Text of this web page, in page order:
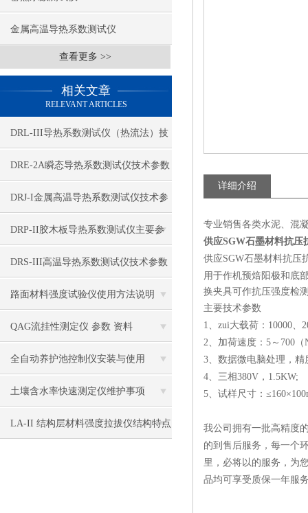
金属高温导热系数测试仪
查看更多 >>
相关文章
RELEVANT ARTICLES
DRL-III导热系数测试仪（热流法）技
术参数
DRE-2A瞬态导热系数测试仪技术参数
DRJ-I金属高温导热系数测试仪技术参
数
DRP-II胶木板导热系数测试仪主要参
数
DRS-III高温导热系数测试仪技术参数
路面材料强度试验仪使用方法说明
QAG流挂性测定仪 参数 资料
全自动养护池控制仪安装与使用
土壤含水率快速测定仪维护事项
LA-II 结构层材料强度拉拔仪结构特点
详细介绍
专业销售各类水泥、混
供应SGW石墨材料抗压
供应SGW石墨材料抗压
用于作机预焙阳极和底
换夹具可作抗压强度检
主要技术参数
1、zui大载荷：10000、
2、加荷速度：5～700（
3、数据微电脑处理，精
4、三相380V，1.5KW;
5、试样尺寸：
我公司拥有一批高精度
的到售后服务，每一个
里，必将以的服务，为
品均可享受质保一年服